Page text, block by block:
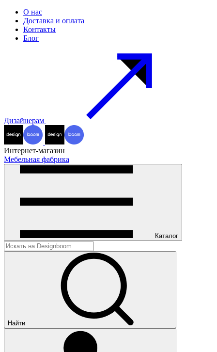
О нас
Доставка и оплата
Контакты
Блог
Дизайнерам
Интернет-магазин
Мебельная фабрика
Каталог
Найти